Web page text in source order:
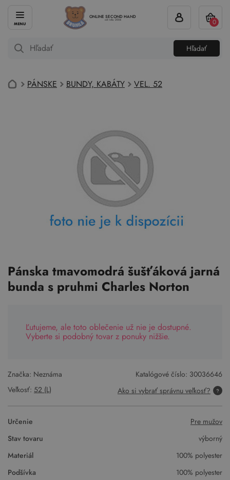
ONLINE SECOND HAND
od roku 2004
Hľadať
0
PÁNSKE BUNDY, KABÁTY VEL. 52
Pánska tmavomodrá šušťáková jarná
bunda s pruhmi Charles Norton
Ľutujeme, ale toto oblečenie už nie je dostupné.
Vyberte si podobný tovar z ponuky nižšie.
Značka: Neznáma Katalógové číslo: 30036646
Veľkosť: 52 (L) Ako si vybrať správnu veľkosť?
Určenie
Pre mužov
Stav tovaru
výborný
Materiál
100% polyester
Podšívka
100% polyester